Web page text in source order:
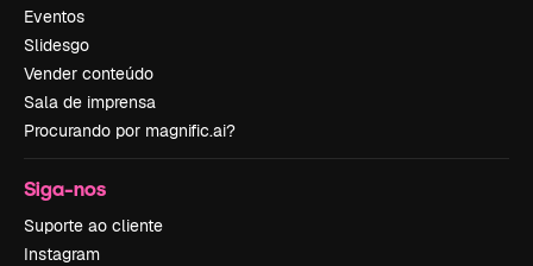
Eventos
Slidesgo
Vender conteúdo
Sala de imprensa
Procurando por magnific.ai?
Siga-nos
Suporte ao cliente
Instagram